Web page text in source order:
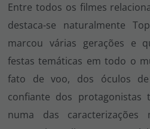
Entre todos os filmes
destaca-se naturalmente
marcou várias gerações e
festas temáticas em todo o
fato de voo, dos óculos
confiante dos protagonistas
numa das caracterizações